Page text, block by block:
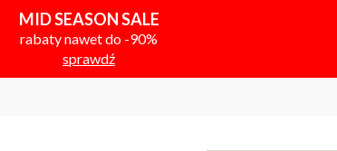
MID SEASON SALE
rabaty nawet do -90%
sprawdź